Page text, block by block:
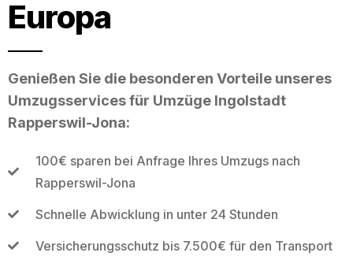
Europa
Genießen Sie die besonderen Vorteile unseres
Umzugsservices für Umzüge Ingolstadt
Rapperswil-Jona:
100€ sparen bei Anfrage Ihres Umzugs nach
Rapperswil-Jona
Schnelle Abwicklung in unter 24 Stunden
Versicherungsschutz bis 7.500€ für den Transport